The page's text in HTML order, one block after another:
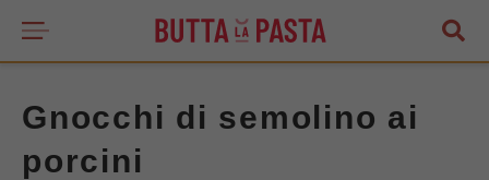
Gnocchi di semolino ai
porcini